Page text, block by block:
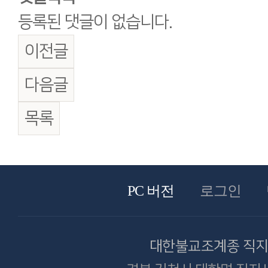
등록된 댓글이 없습니다.
이전글
다음글
목록
PC 버전 로그인
대한불교조계종 직